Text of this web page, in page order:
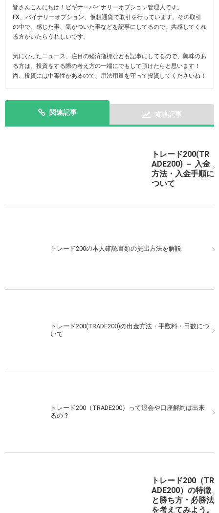
皆さんこんにちは！ビギナーバイナリーオプション管理人です。
FX、バイナリーオプション、仮想通貨で取引を行っています。その取引
の中で、感じた事、気がついた事などを記事にしてるので、共感してくれ
る方がいたらうれしいです。
気になったニュース、注目の経済指標なども記事にしてるので、興味のあ
る方は、投資をする際の考え方の一端にでもして頂けたらと思います！
尚、投資には中毒性があるので、用法用量を守って投資してくださいね！
関連記事 攻略記事
トレード200(TR
ADE200) － 入金
方法・入金手順に
ついて
トレード200の本人確認書類の提出方法を解説
トレード200(TRADE200)の出金方法・手数料・日数につ
いて
トレード200（TRADE200）って退会や口座解約は出来
るの？
トレード200（TR
ADE200）の特徴
と勝ち方・必勝法
を考えてみよう。
トレード200（TRADE200）で簡単な実戦取引をしてみ
トレード200（TRADE200）での実戦取引CCIの動きに目
星をつけよう！
トレード200（TRADE200）を夕方から狙う！簡単な予
測を利用してみよう！
トレード200（TRADE200）で実戦取引！勝ちに行くそ
の心意気！
トレード200（TRADE200）で実戦取引！200%のペイア